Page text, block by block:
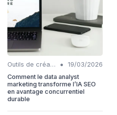
Outils de création de contenu automatisés •
19/03/2026
Comment le data analyst
marketing transforme l’IA SEO
en avantage concurrentiel
durable